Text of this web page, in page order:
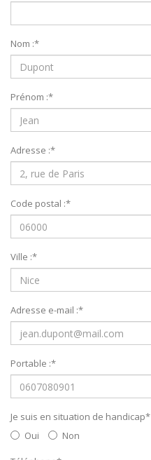
Nom :*
Prénom :*
Adresse :*
Code postal :*
Ville :*
Adresse e-mail :*
Portable :*
Je suis en situation de handicap*
Oui
Non